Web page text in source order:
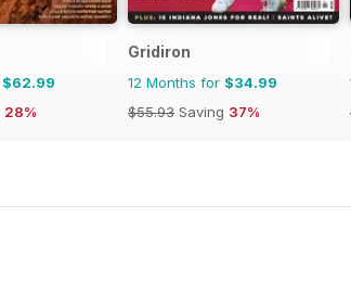
$62.99
28%
Gridiron
12 Months for $34.99
$55.93 Saving 37%